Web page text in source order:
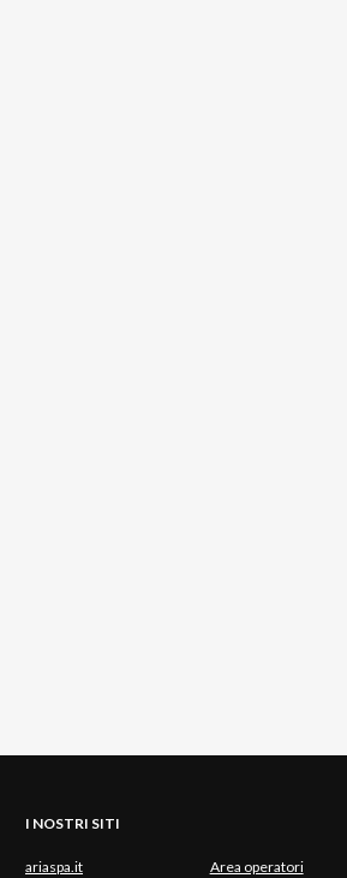
I NOSTRI SITI
ariaspa.it Area operatori